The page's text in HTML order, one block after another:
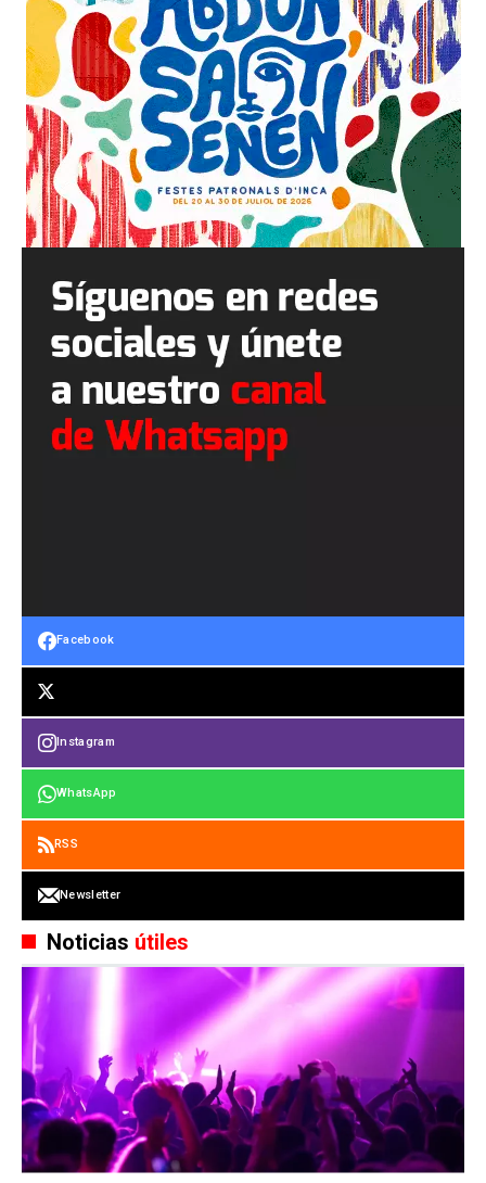
Facebook
Instagram
WhatsApp
RSS
Newsletter
Noticias útiles